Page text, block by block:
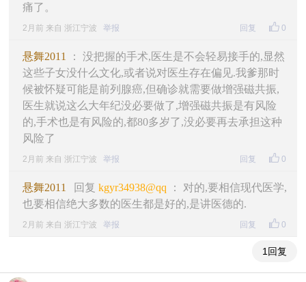
痛了。
0
2月前 来自 浙江宁波 举报 回复
悬舞2011
： 没把握的手术,医生是不会轻易接手的,显然
这些子女没什么文化,或者说对医生存在偏见.我爹那时
候被怀疑可能是前列腺癌,但确诊就需要做增强磁共振,
医生就说这么大年纪没必要做了,增强磁共振是有风险
的,手术也是有风险的,都80多岁了,没必要再去承担这种
风险了
0
2月前 来自 浙江宁波 举报 回复
悬舞2011 回复 kgyr34938@qq ： 对的,要相信现代医学,
也要相信绝大多数的医生都是好的,是讲医德的.
0
2月前 来自 浙江宁波 举报 回复
1回复